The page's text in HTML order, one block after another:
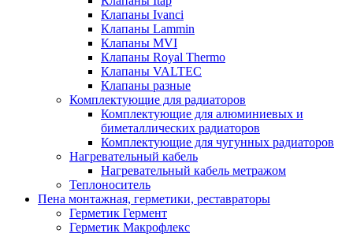
Клапаны Ivanci
Клапаны Lammin
Клапаны MVI
Клапаны Royal Thermo
Клапаны VALTEC
Клапаны разные
Комплектующие для радиаторов
Комплектующие для алюминиевых и
биметаллических радиаторов
Комплектующие для чугунных радиаторов
Нагревательный кабель
Нагревательный кабель метражом
Теплоноситель
Пена монтажная, герметики, реставраторы
Герметик Гермент
Герметик Макрофлекс